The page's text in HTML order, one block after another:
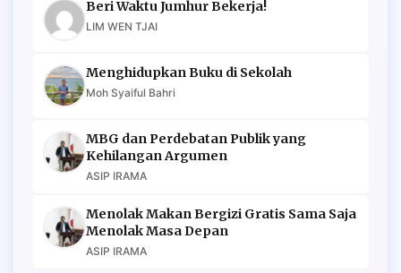
Beri Waktu Jumhur Bekerja!
LIM WEN TJAI
Menghidupkan Buku di Sekolah
Moh Syaiful Bahri
MBG dan Perdebatan Publik yang
Kehilangan Argumen
ASIP IRAMA
Menolak Makan Bergizi Gratis Sama Saja
Menolak Masa Depan
ASIP IRAMA